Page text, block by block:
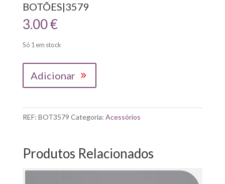
BOTÕES|3579
3.00€
Só 1 em stock
Adicionar
REF: BOT3579 Categoria: Acessórios
Produtos Relacionados